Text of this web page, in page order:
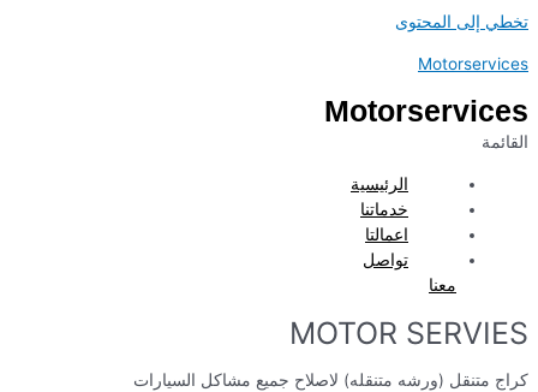
تخطي إلى المحتوى
Motorservices
Motorservices
القائمة
الرئيسية
خدماتنا
اعمالتا
تواصل
معنا
MOTOR SERVIES
كراج متنقل (ورشه متنقله) لاصلاح جميع مشاكل السيارات